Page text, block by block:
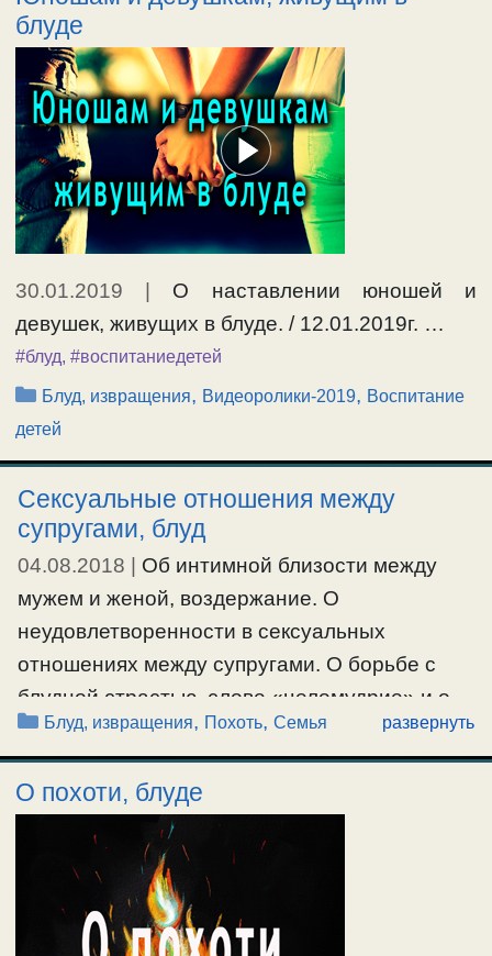
блуде
30.01.2019 | О наставлении юношей и
девушек, живущих в блуде. / 12.01.2019г. …
#блуд, #воспитаниедетей
Рубрики
Блуд, извращения, Видеоролики-2019, Воспитание
детей
Сексуальные отношения между
супругами, блуд
04.08.2018
Об интимной близости между
мужем и женой, воздержание. О
неудовлетворенности в сексуальных
отношениях между супругами. О борьбе с
блудной страстью, слове «целомудрие» и о
применении изречений Св.Отцов. «Кто
смотрит на женщину с вожделением, уже
прелюбодействовал с нею в сердце своем»
(Мф.5:28). О некоторых причинах явных
телесных страстей, онанизма, и
невозможности вступить в брак. О юноше,
впадавшем в блуд.
Рубрики
Блуд, извращения, Похоть,Семья развернуть
О похоти, блуде